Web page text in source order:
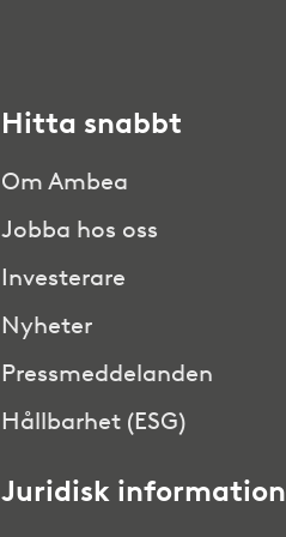
Hitta snabbt
Om Ambea
Jobba hos oss
Investerare
Nyheter
Pressmeddelanden
Hållbarhet (ESG)
Juridisk information